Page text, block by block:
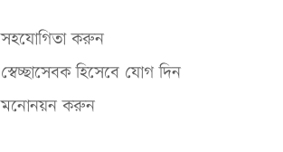
সহযোগিতা করুন
স্বেচ্ছাসেবক হিসেবে যোগ দিন
মনোনয়ন করুন